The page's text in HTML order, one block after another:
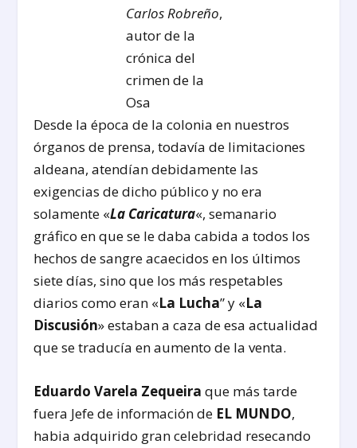
Carlos Robreño,
autor de la
crónica del
crimen de la
Osa
Desde la época de la colonia en nuestros
órganos de prensa, todavía de limitaciones
aldeana, atendían debidamente las
exigencias de dicho público y no era
solamente «La Caricatura«, semanario
gráfico en que se le daba cabida a todos los
hechos de sangre acaecidos en los últimos
siete días, sino que los más respetables
diarios como eran «La Lucha” y «La
Discusión» estaban a caza de esa actualidad
que se traducía en aumento de la venta.
Eduardo Varela Zequeira que más tarde
fuera Jefe de información de EL MUNDO,
habia adqui­rido gran celebridad resecando